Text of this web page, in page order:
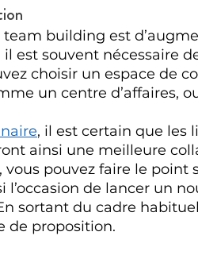
building est
est souvent nécessaire
choisir un espace de
un centre d’affaires,
, il est certain que les
ainsi une meilleure
pouvez faire le point
l’occasion de lancer un
sortant du cadre
de proposition.